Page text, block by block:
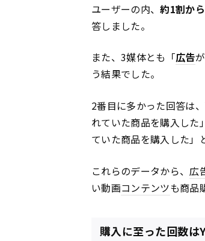
ユーザーの内、約1割か
答しました。
また、3媒体とも「広告
う結果でした。
2番目に多かった回答は
れていた商品を購入した
ていた商品を購入した」
これらのデータから、広
い動画コンテンツも商品
購入に至った回数